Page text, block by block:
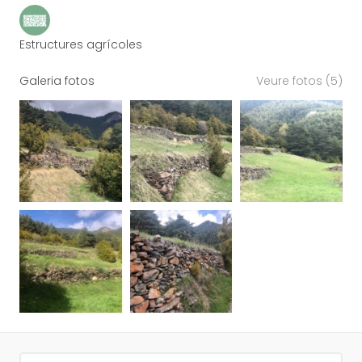
Estructures agrícoles
Galeria fotos Veure fotos (5)